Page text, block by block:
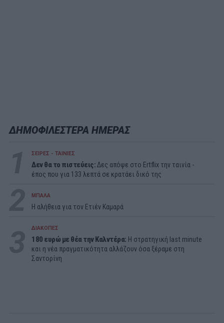
ΔΗΜΟΦΙΛΕΣΤΕΡΑ ΗΜΕΡΑΣ
ΣΕΙΡΕΣ - ΤΑΙΝΙΕΣ
Δεν θα το πιστεύεις:Δες απόψε στο Ertflix την ταινία -
έπος που για 133 λεπτά σε κρατάει δικό της
ΜΠΑΛΑ
Η αλήθεια για τον Ετιέν Καμαρά
ΔΙΑΚΟΠΕΣ
180 ευρώ με θέα την Καλντέρα: Η στρατηγική last minute
και η νέα πραγματικότητα αλλάζουν όσα ξέραμε στη
Σαντορίνη